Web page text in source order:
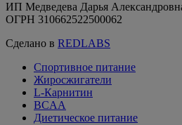
ИП Медведева Дарья
ОГРН 310662522500062
Сделано в REDLABS
Спортивное питание
Жиросжигатели
L-Карнитин
BCAA
Диетическое питание